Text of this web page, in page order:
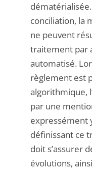
conciliation, la
ne peuvent
traitement par
automatisé.
règlement est
algorithmique,
par une
expressément
définissant ce
doit s’assurer
évolutions,